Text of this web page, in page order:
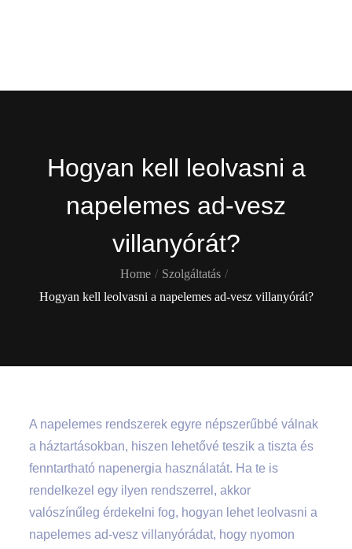
Hogyan kell leolvasni a
napelemes ad-vesz
villanyórát?
Home
Szolgáltatás
Hogyan kell leolvasni a napelemes ad-vesz villanyórát?
A napelemes rendszerek egyre népszerűbbé válnak
a háztartásokban, hiszen lehetővé teszik a tiszta és
fenntartható napenergia használatát. Ha te is
rendelkezel egy ilyen rendszerrel, akkor
valószínűleg érdekelni fog, hogyan lehet leolvasni a
napelemes ad-vesz villanyórádat, hogy nyomon